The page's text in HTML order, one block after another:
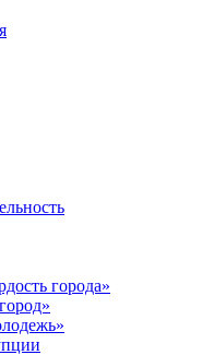
города»